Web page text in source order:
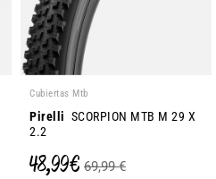
Cubiertas Mtb
Pirelli SCORPION MTB M 29 X
2.2
48,99 € 69,99 €